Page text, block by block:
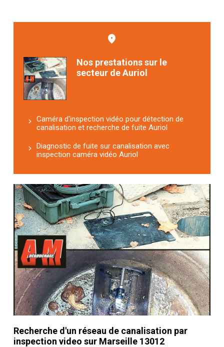
Nos prestations sur le
secteur de Auriol
Caméra d'inspection vidéo pour détection de
canalisation et recherche de fuite Auriol
Diagnostic de fuite sur canalisation avec
inspection caméra vidéo Auriol
Recherche d'un réseau de canalisation par
inspection video sur Marseille 13012